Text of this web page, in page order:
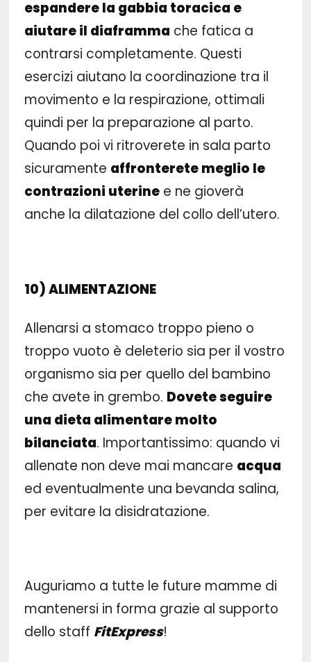
espandere la gabbia toracica e
aiutare il diaframma che fatica a
contrarsi completamente. Questi
esercizi aiutano la coordinazione tra il
movimento e la respirazione, ottimali
quindi per la preparazione al parto.
Quando poi vi ritroverete in sala parto
sicuramente affronterete meglio le
contrazioni uterinee ne gioverà
anche la dilatazione del collo dell’utero.
10) ALIMENTAZIONE
Allenarsi a stomaco troppo pieno o
troppo vuoto è deleterio sia per il vostro
organismo sia per quello del bambino
che avete in grembo. Dovete seguire
una dieta alimentare molto
bilanciata. Importantissimo: quando vi
allenate non deve mai mancare acqua
ed eventualmente una bevanda salina,
per evitare la disidratazione.
Auguriamo a tutte le future mamme di
mantenersi in forma grazie al supporto
dello staff FitExpress!